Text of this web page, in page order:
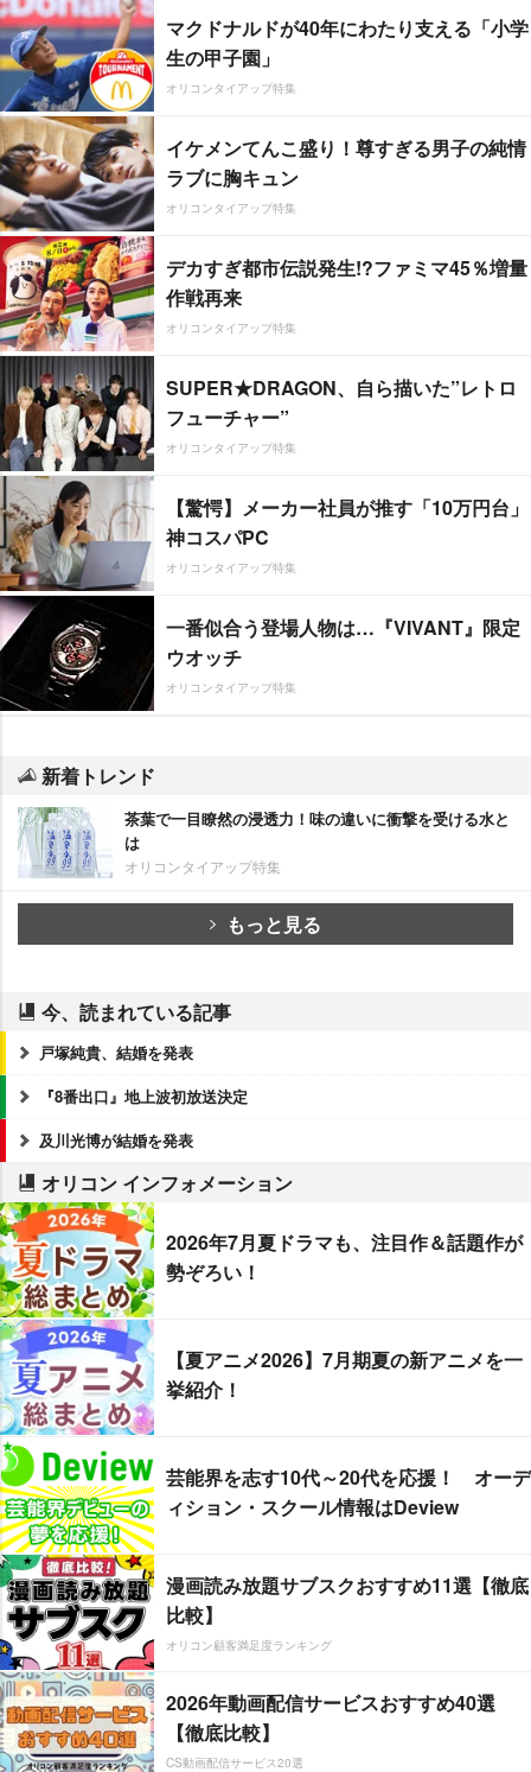
マクドナルドが40年にわたり支える「小学
生の甲子園」
オリコンタイアップ特集
イケメンてんこ盛り！尊すぎる男子の純情
ラブに胸キュン
オリコンタイアップ特集
デカすぎ都市伝説発生!?ファミマ45％増量
作戦再来
オリコンタイアップ特集
SUPER★DRAGON、自ら描いた”レトロ
フューチャー”
オリコンタイアップ特集
【驚愕】メーカー社員が推す「10万円台」
神コスパPC
オリコンタイアップ特集
一番似合う登場人物は…『VIVANT』限定
ウオッチ
オリコンタイアップ特集
新着トレンド
茶葉で一目瞭然の浸透力！味の違いに衝撃を受ける水と
は
オリコンタイアップ特集
もっと見る
今、読まれている記事
戸塚純貴、結婚を発表
『8番出口』地上波初放送決定
及川光博が結婚を発表
オリコン インフォメーション
2026年7月夏ドラマも、注目作＆話題作が
勢ぞろい！
【夏アニメ2026】7月期夏の新アニメを一
挙紹介！
芸能界を志す10代～20代を応援！ オーデ
ィション・スクール情報はDeview
漫画読み放題サブスクおすすめ11選【徹底
比較】
オリコン顧客満足度ランキング
2026年動画配信サービスおすすめ40選
【徹底比較】
CS動画配信サービス20選